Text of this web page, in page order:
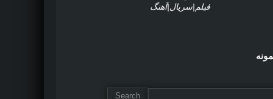
فیلم|سریال|آهنگ